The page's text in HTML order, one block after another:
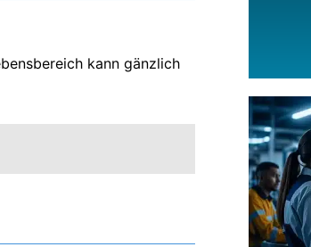
kann gänzlich